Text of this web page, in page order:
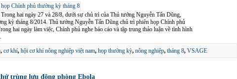
hai ngày 27 và 28/8, dưới sự chủ trì của Thủ tướng Nguyễn Tấn Dũng,
kỳ tháng 8/2014. Thủ tướng Nguyễn Tấn Dũng chủ trì phiên họp Chính phủ
hai ngày làm việc, Chính phủ nghe báo cáo và tập trung thảo luận về tình hình
, cơ khí, hội cơ khí nông nghiệp việt nam, họp thường kỳ, nông nghiệp, tháng 8, VSAGE
trùng lưu động phòng Ebola